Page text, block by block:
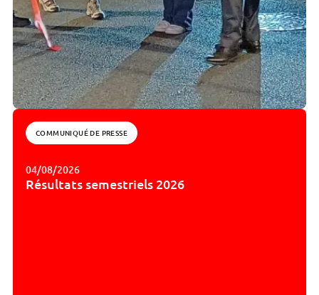
COMMUNIQUÉ DE PRESSE
04/08/2026
Résultats semestriels 2026